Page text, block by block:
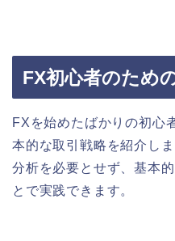
FX初心者のため
FXを始めたばかりの初心
本的な取引戦略を紹介し
分析を必要とせず、基本
とで実践できます。